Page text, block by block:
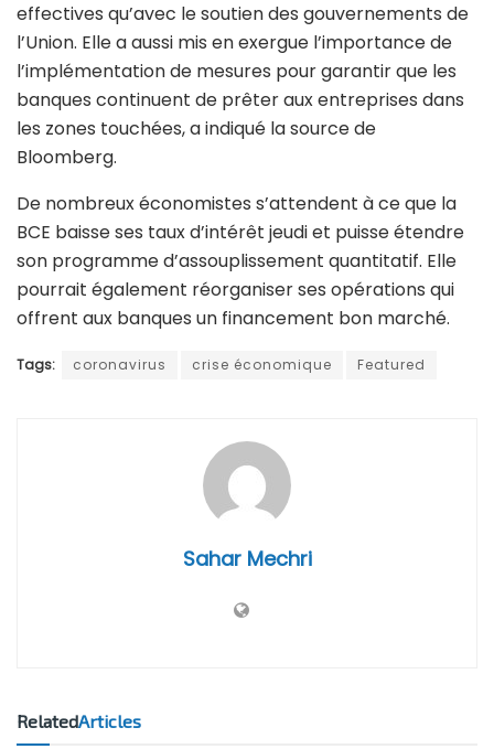
effectives qu’avec le soutien des gouvernements de
l’Union. Elle a aussi mis en exergue l’importance de
l’implémentation de mesures pour garantir que les
banques continuent de prêter aux entreprises dans
les zones touchées, a indiqué la source de
Bloomberg.
De nombreux économistes s’attendent à ce que la
BCE baisse ses taux d’intérêt jeudi et puisse étendre
son programme d’assouplissement quantitatif. Elle
pourrait également réorganiser ses opérations qui
offrent aux banques un financement bon marché.
Tags: coronavirus crise économique Featured
Sahar Mechri
RelatedArticles